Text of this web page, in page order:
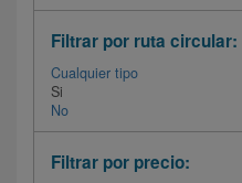
Filtrar por ruta circular:
Cualquier tipo
Si
No
Filtrar por precio: